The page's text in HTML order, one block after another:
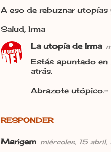
A eso de rebuznar utopías
Salud, Irma
RESPONDER
La utopía de Irma
Estás apuntado en
atrás.
Abrazote utópico.-
Marigem miércoles, 15